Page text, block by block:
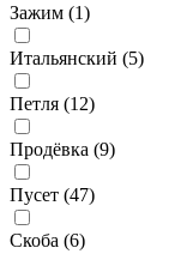
Зажим (1)
Итальянский (5)
Петля (12)
Продёвка (9)
Пусет (47)
Скоба (6)